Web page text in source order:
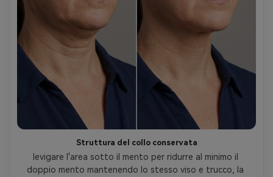
Struttura del collo conservata
levigare l'area sotto il mento per ridurre al minimo il
doppio mento mantenendo lo stesso viso e trucco, la